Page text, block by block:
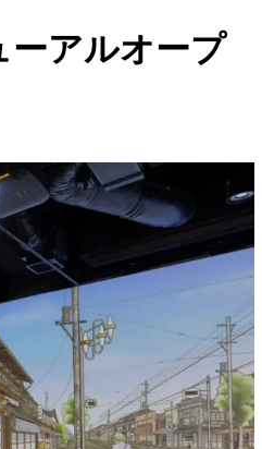
ーアルオープ